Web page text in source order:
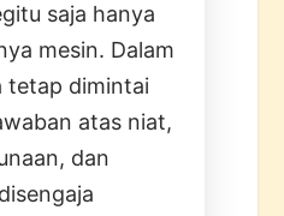
saja hanya
mesin. Dalam
tetap dimintai
atas niat,
dan